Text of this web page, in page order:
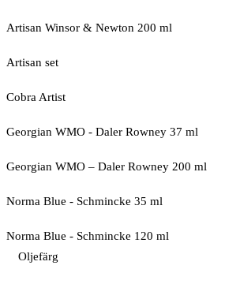
Artisan Winsor & Newton 200 ml
Artisan set
Cobra Artist
Georgian WMO - Daler Rowney 37 ml
Georgian WMO – Daler Rowney 200 ml
Norma Blue - Schmincke 35 ml
Norma Blue - Schmincke 120 ml
Oljefärg